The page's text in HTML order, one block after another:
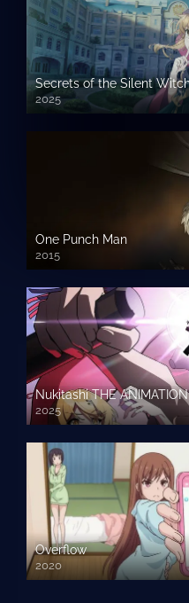
2025
One Punch Man
2015
Nukitashi THE ANIMATION
2025
Overflow
2020